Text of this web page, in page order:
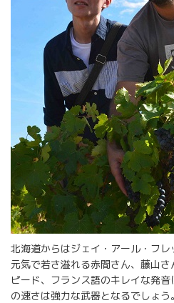
北海道からはジェイ・アール・フレ
元気で若さ溢れる赤間さん、藤山
ピード、フランス語のキレイな発
の速さは強力な武器となるでしょう。